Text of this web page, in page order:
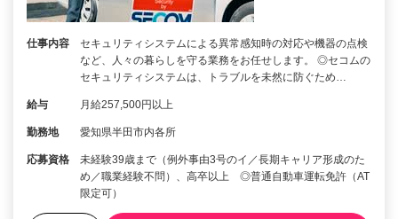
仕事内容
セキュリティシステムによる異常感知時の対応や機器の点検
など、人々の暮らしを守る業務をお任せします。 ◎セコムの
セキュリティシステムは、トラブルを未然に防ぐため…
給与 月給257,500円以上
勤務地 愛知県半田市内各所
応募資格
未経験39歳まで（例外事由3号のイ／長期キャリア形成のた
め／職業経験不問）、高卒以上 ◎普通自動車運転免許（AT
限定可）